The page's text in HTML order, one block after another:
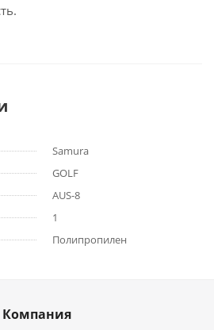
Samura
GOLF
AUS-8
1
Полипропилен
Компания